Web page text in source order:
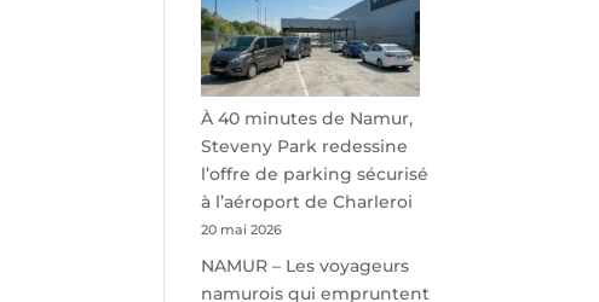
À 40 minutes de Namur,
Steveny Park redessine
l’offre de parking sécurisé
à l’aéroport de Charleroi
20 mai 2026
NAMUR – Les voyageurs
namurois qui empruntent